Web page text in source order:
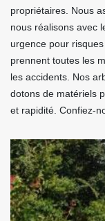
propriétaires. Nous
nous réalisons avec
urgence pour
prennent toutes les
les accidents. Nos
dotons de matériels
et rapidité. Confiez-